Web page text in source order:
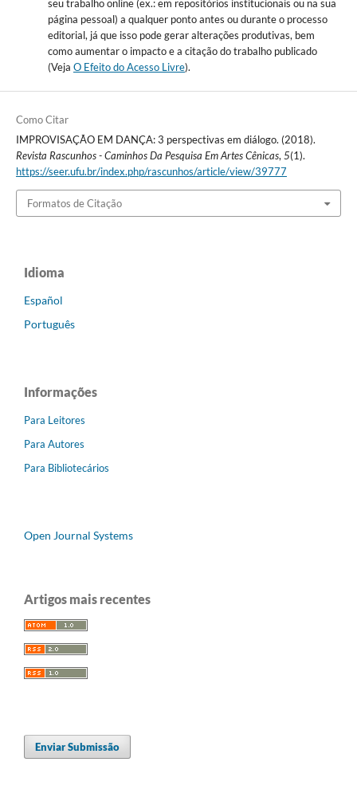
seu trabalho online (ex.: em repositórios institucionais ou na sua
página pessoal) a qualquer ponto antes ou durante o processo
editorial, já que isso pode gerar alterações produtivas, bem
como aumentar o impacto e a citação do trabalho publicado
(Veja O Efeito do Acesso Livre).
Como Citar
IMPROVISAÇÃO EM DANÇA: 3 perspectivas em diálogo. (2018).
Revista Rascunhos - Caminhos Da Pesquisa Em Artes Cênicas, 5(1).
https://seer.ufu.br/index.php/rascunhos/article/view/39777
Formatos de Citação
Idioma
Español
Português
Informações
Para Leitores
Para Autores
Para Bibliotecários
Open Journal Systems
Artigos mais recentes
Enviar Submissão